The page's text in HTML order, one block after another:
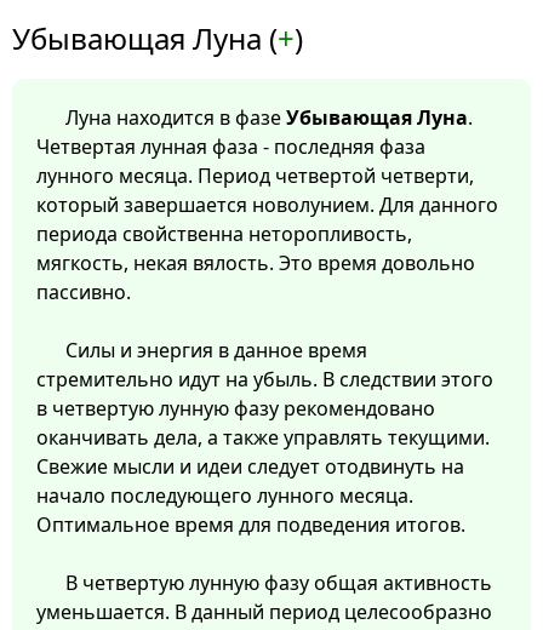
Убывающая Луна (+)
Луна находится в фазеУбывающая Луна.
Четвертая лунная фаза - последняя фаза
лунного месяца. Период четвертой четверти,
который завершается новолунием. Для данного
периода свойственна неторопливость,
мягкость, некая вялость. Это время довольно
пассивно.
Силы и энергия в данное время
стремительно идут на убыль. В следствии этого
в четвертую лунную фазу рекомендовано
оканчивать дела, а также управлять текущими.
Свежие мысли и идеи следует отодвинуть на
начало последующего лунного месяца.
Оптимальное время для подведения итогов.
В четвертую лунную фазу общая активность
уменьшается. В данный период целесообразно